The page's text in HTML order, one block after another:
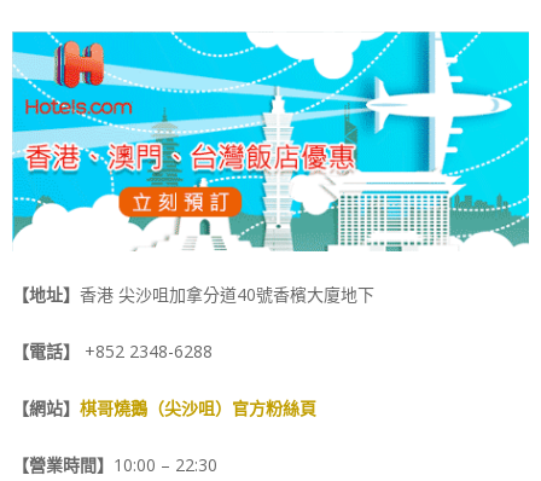
【地址】 香港 尖沙咀加拿分道40號香檳大廈地下
【電話】 +852 2348-6288
【網站】 棋哥燒鵝（尖沙咀）官方粉絲頁
【營業時間】 10:00 – 22:30